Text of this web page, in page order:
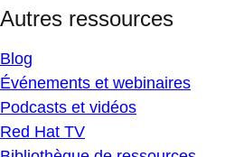
Autres ressources
Blog
Événements et webinaires
Podcasts et vidéos
Red Hat TV